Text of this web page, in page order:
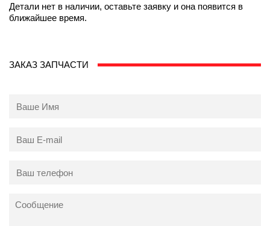
Детали нет в наличии, оставьте заявку и она появится в
ближайшее время.
ЗАКАЗ ЗАПЧАСТИ